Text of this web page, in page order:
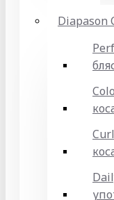
Diapason